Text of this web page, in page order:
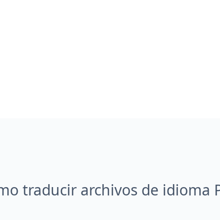
traducir archivos de idioma